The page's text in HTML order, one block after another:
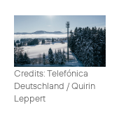
Credits: Telefónica
Deutschland / Quirin
Leppert